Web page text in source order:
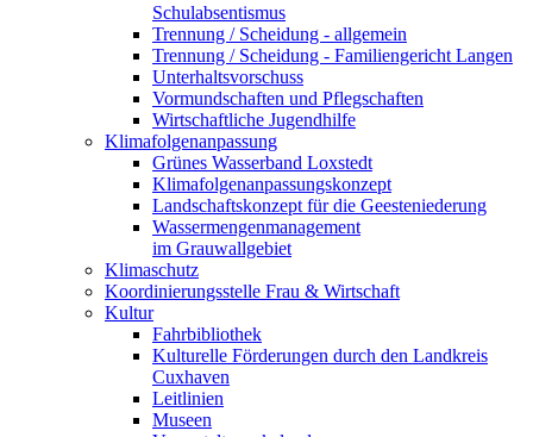
Schulabsentismus
Trennung / Scheidung - allgemein
Trennung / Scheidung - Familiengericht Langen
Unterhaltsvorschuss
Vormundschaften und Pflegschaften
Wirtschaftliche Jugendhilfe
Klimafolgenanpassung
Grünes Wasserband Loxstedt
Klimafolgenanpassungskonzept
Landschaftskonzept für die Geesteniederung
Wassermengenmanagement
im Grauwallgebiet
Klimaschutz
Koordinierungsstelle Frau & Wirtschaft
Kultur
Fahrbibliothek
Kulturelle Förderungen durch den Landkreis
Cuxhaven
Leitlinien
Museen